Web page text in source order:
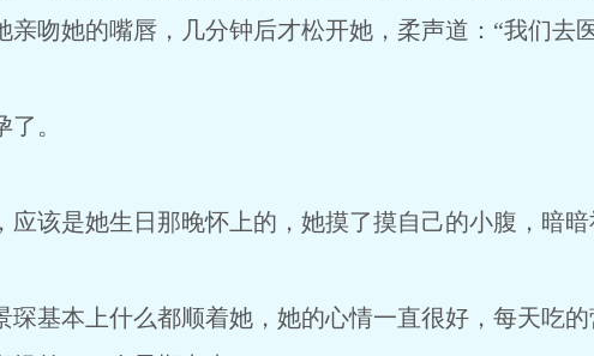
亲吻她的嘴唇，几分钟后才松开她，柔声道：“我们去
。
该是她生日那晚怀上的，她摸了摸自己的小腹，暗暗
本上什么都顺着她，她的心情一直很好，每天吃的